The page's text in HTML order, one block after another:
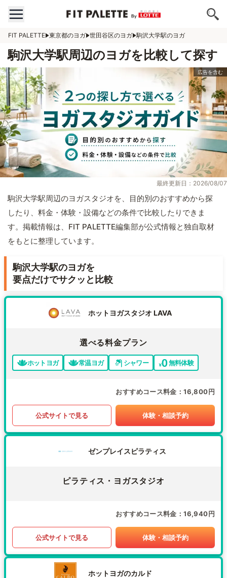
FIT PALETTE 東京都のヨガ 世田谷区のヨガ 駒沢大学駅のヨガ
駒沢大学駅周辺のヨガを比較して探す
最終更新日：2026/08/07
駒沢大学駅周辺のヨガスタジオを、目的別のおすすめから探
したり、料金・体験・設備などの条件で比較したりできま
す。掲載情報は、FIT PALETTE編集部が公式情報と独自取材
をもとに整理しています。
駒沢大学駅のヨガを
要点だけでサクッと比較
ホットヨガスタジオ LAVA
選べる料金プラン
ホットヨガ 常温ヨガ シャワー 無料体験
おすすめコース料金 16,800円
公式サイトで見る 体験・相談予約
ゼンプレイスピラティス
ピラティス・ヨガスタジオ
おすすめコース料金 16,940円
公式サイトで見る 体験・相談予約
ホットヨガのカルド